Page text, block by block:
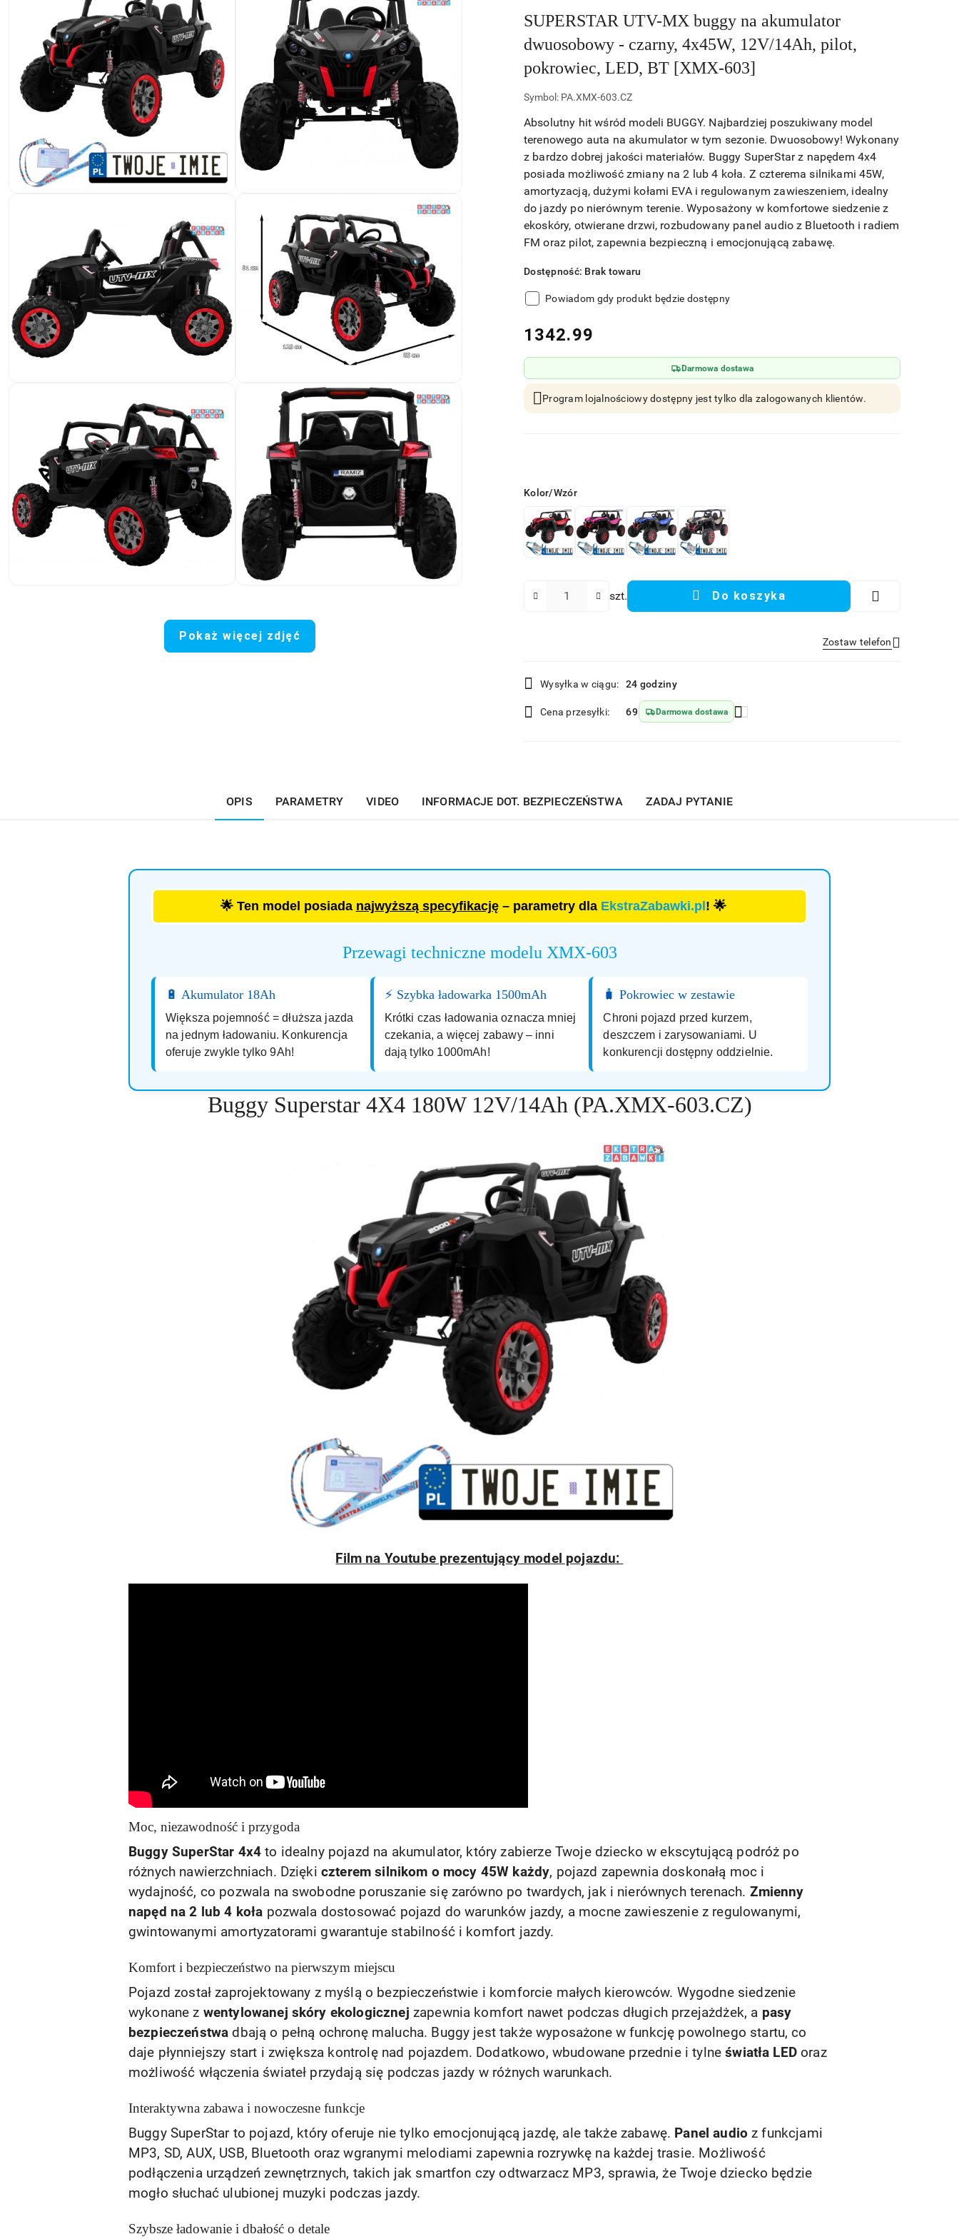
Pokaż więcej zdjęć
SUPERSTAR UTV-MX buggy na akumulator
dwuosobowy - czarny, 4x45W, 12V/14Ah, pilot,
pokrowiec, LED, BT [XMX-603]
Symbol: PA.XMX-603.CZ
Absolutny hit wśród modeli BUGGY. Najbardziej poszukiwany model
terenowego auta na akumulator w tym sezonie. Dwuosobowy! Wykonany
z bardzo dobrej jakości materiałów. Buggy SuperStar z napędem 4x4
posiada możliwość zmiany na 2 lub 4 koła. Z czterema silnikami 45W,
amortyzacją, dużymi kołami EVA i regulowanym zawieszeniem, idealny
do jazdy po nierównym terenie. Wyposażony w komfortowe siedzenie z
ekoskóry, otwierane drzwi, rozbudowany panel audio z Bluetooth i radiem
FM oraz pilot, zapewnia bezpieczną i emocjonującą zabawę.
Dostępność: Brak towaru
Powiadom gdy produkt będzie dostępny
cena:
1342.99
Darmowa dostawa
Program lojalnościowy dostępny jest tylko dla zalogowanych klientów.
Wariant
Kolor/Wzór
szt. Do koszyka
Zostaw telefon
Dostępność
i
dostawa
Wysyłka w ciągu: 24 godziny
Cena przesyłki: 69 Darmowa dostawa
OPIS PARAMETRY VIDEO INFORMACJE DOT. BEZPIECZEŃSTWA ZADAJ PYTANIE
🌟 Ten model posiada najwyższą specyfikację– parametry dla EkstraZabawki.pl ! 🌟
Przewagi techniczne modelu XMX-603
🔋 Akumulator 18Ah
Większa pojemność = dłuższa jazda
na jednym ładowaniu. Konkurencja
oferuje zwykle tylko 9Ah!
⚡ Szybka ładowarka 1500mAh
Krótki czas ładowania oznacza mniej
czekania, a więcej zabawy – inni
dają tylko 1000mAh!
🧳 Pokrowiec w zestawie
Chroni pojazd przed kurzem,
deszczem i zarysowaniami. U
konkurencji dostępny oddzielnie.
Buggy Superstar 4X4 180W 12V/14Ah (PA.XMX-603.CZ)
Film na Youtube prezentujący model pojazdu:
Moc, niezawodność i przygoda
Buggy SuperStar 4x4to idealny pojazd na akumulator, który zabierze Twoje dziecko w ekscytującą podróż po
różnych nawierzchniach. Dzięki czterem silnikom o mocy 45W każdy, pojazd zapewnia doskonałą moc i
wydajność, co pozwala na swobodne poruszanie się zarówno po twardych, jak i nierównych terenach. Zmienny
napęd na 2 lub 4 koła pozwala dostosować pojazd do warunków jazdy, a mocne zawieszenie z regulowanymi,
gwintowanymi amortyzatorami gwarantuje stabilność i komfort jazdy.
Komfort i bezpieczeństwo na pierwszym miejscu
Pojazd został zaprojektowany z myślą o bezpieczeństwie i komforcie małych kierowców. Wygodne siedzenie
wykonane z wentylowanej skóry ekologicznej zapewnia komfort nawet podczas długich przejażdżek, a pasy
bezpieczeństwa dbają o pełną ochronę malucha. Buggy jest także wyposażone w funkcję powolnego startu, co
daje płynniejszy start i zwiększa kontrolę nad pojazdem. Dodatkowo, wbudowane przednie i tylneświatła LEDoraz
możliwość włączenia świateł przydają się podczas jazdy w różnych warunkach.
Interaktywna zabawa i nowoczesne funkcje
Buggy SuperStar to pojazd, który oferuje nie tylko emocjonującą jazdę, ale także zabawę. Panel audio z funkcjami
MP3, SD, AUX, USB, Bluetooth oraz wgranymi melodiami zapewnia rozrywkę na każdej trasie. Możliwość
podłączenia urządzeń zewnętrznych, takich jak smartfon czy odtwarzacz MP3, sprawia, że Twoje dziecko będzie
mogło słuchać ulubionej muzyki podczas jazdy.
Szybsze ładowanie i dbałość o detale